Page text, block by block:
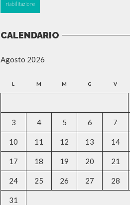
riabilitazione
CALENDARIO
Agosto 2026
L M M G V
3 4 5 6 7
10 11 12 13 14
17 18 19 20 21
24 25 26 27 28
31